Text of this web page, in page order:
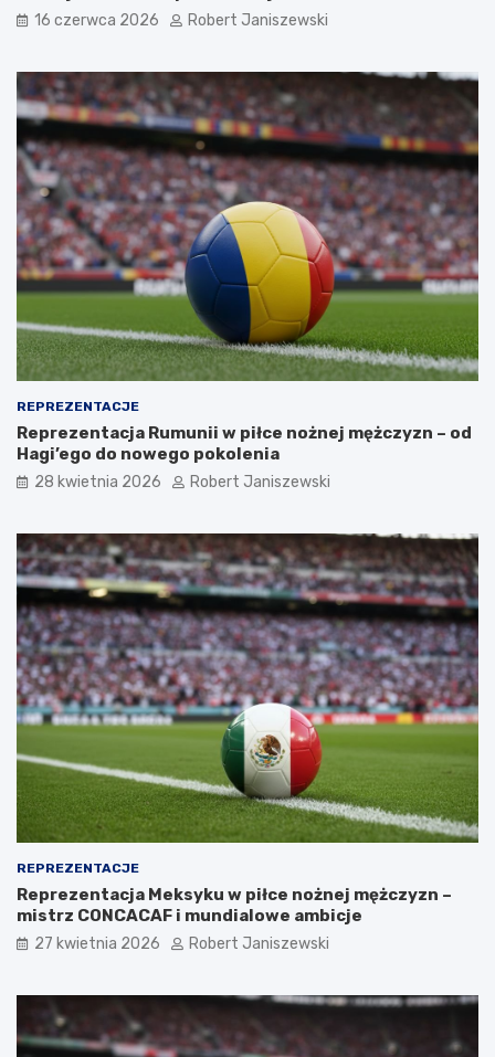
16 czerwca 2026 Robert Janiszewski
REPREZENTACJE
Reprezentacja Rumunii w piłce nożnej mężczyzn – od
Hagi’ego do nowego pokolenia
28 kwietnia 2026 Robert Janiszewski
REPREZENTACJE
Reprezentacja Meksyku w piłce nożnej mężczyzn –
mistrz CONCACAF i mundialowe ambicje
27 kwietnia 2026 Robert Janiszewski